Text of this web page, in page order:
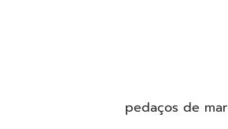
pedaços de mar